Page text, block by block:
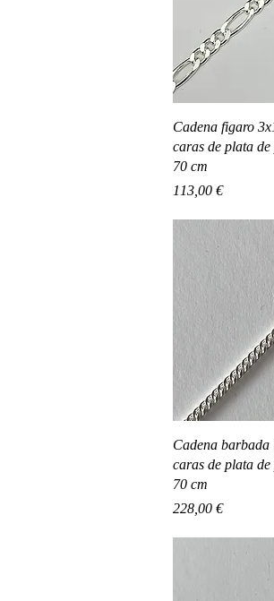
Vista
Cadena figaro
caras de plata
70 cm
Precio
113,00 €
Vista
Cadena barbada
caras de plata
70 cm
Precio
228,00 €